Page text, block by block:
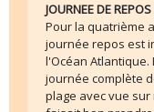
JOURNEE DE
Pour la quatrième
journée repos est
l'Océan
journée complète
plage avec vue